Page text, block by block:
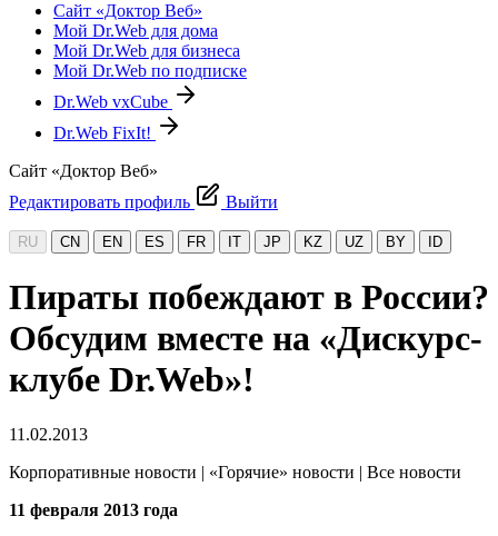
Сайт «Доктор Веб»
Мой Dr.Web для дома
Мой Dr.Web для бизнеса
Мой Dr.Web по подписке
Dr.Web vxCube
Dr.Web FixIt!
Сайт «Доктор Веб»
Редактировать профиль
Выйти
RU CN EN ES FR IT JP KZ UZ BY ID
Пираты побеждают в России?
Обсудим вместе на «Дискурс-
клубе Dr.Web»!
11.02.2013
Корпоративные новости | «Горячие» новости | Все новости
11 февраля 2013 года